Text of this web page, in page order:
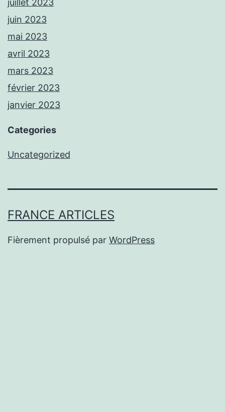
juillet 2023
juin 2023
mai 2023
avril 2023
mars 2023
février 2023
janvier 2023
Categories
Uncategorized
FRANCE ARTICLES
Fièrement propulsé par WordPress